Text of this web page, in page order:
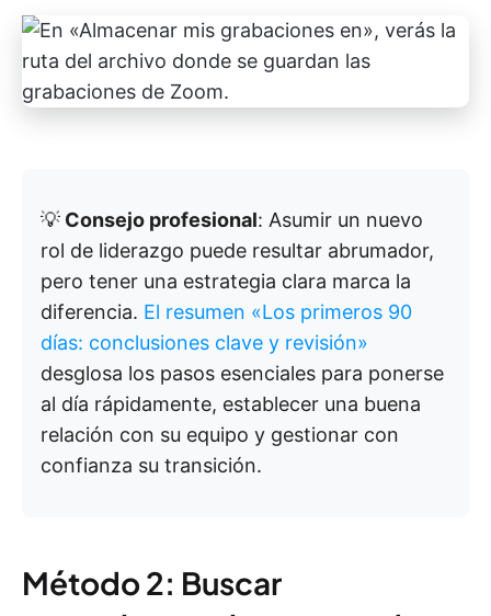
💡 Consejo profesional: Asumir un nuevo
rol de liderazgo puede resultar abrumador,
pero tener una estrategia clara marca la
diferencia. El resumen «Los primeros 90
días: conclusiones clave y revisión»
desglosa los pasos esenciales para ponerse
al día rápidamente, establecer una buena
relación con su equipo y gestionar con
confianza su transición.
Método 2: Buscar